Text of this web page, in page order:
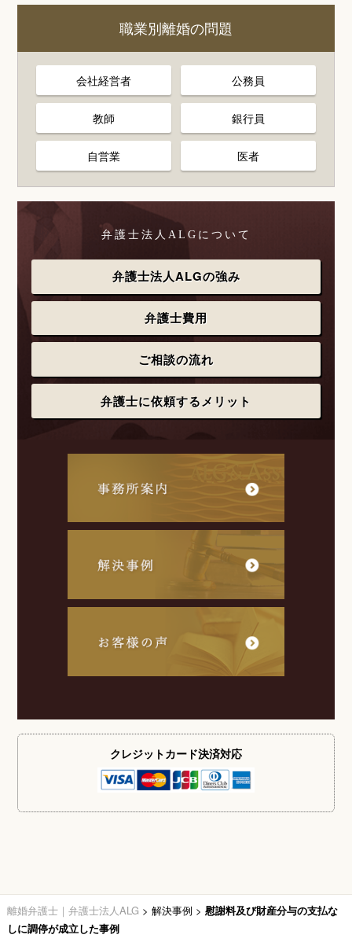
職業別離婚の問題
会社経営者 公務員
教師 銀行員
自営業 医者
弁護士法人ALGについて
弁護士法人ALGの強み
弁護士費用
ご相談の流れ
弁護士に依頼するメリット
クレジットカード決済対応
離婚弁護士｜弁護士法人ALG > 解決事例 > 慰謝料及び財産分与の支払な
しに調停が成立した事例